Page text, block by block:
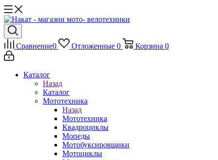
Сравнение0 Отложенные 0 Корзина 0
Каталог
Назад
Каталог
Мототехника
Назад
Мототехника
Квадроциклы
Мопеды
Мотобуксировщики
Мотоциклы